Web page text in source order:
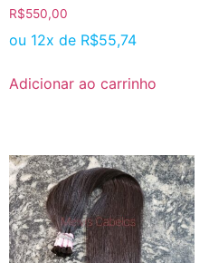
R$550,00
ou 12x de R$55,74
Adicionar ao carrinho